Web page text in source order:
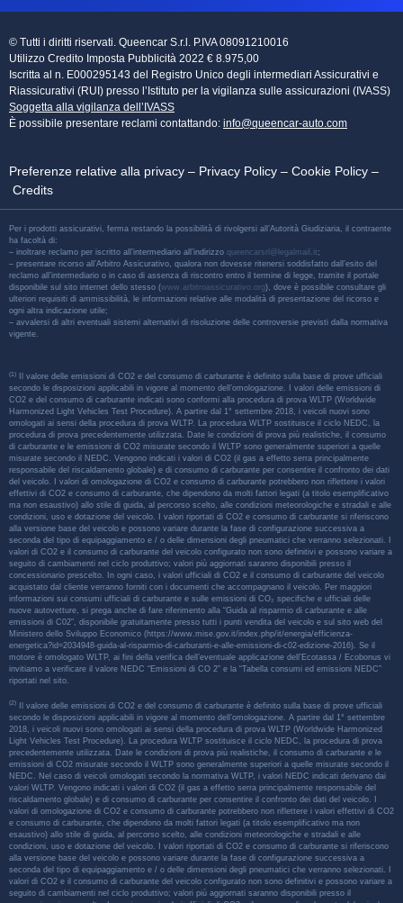
© Tutti i diritti riservati. Queencar S.r.l. P.IVA 08091210016
Utilizzo Credito Imposta Pubblicità 2022 € 8.975,00
Iscritta al n. E000295143 del Registro Unico degli intermediari Assicurativi e
Riassicurativi (RUI) presso l’Istituto per la vigilanza sulle assicurazioni (IVASS)
Soggetta alla vigilanza dell’IVASS
È possibile presentare reclami contattando: info@queencar-auto.com
Preferenze relative alla privacy – Privacy Policy – Cookie Policy –
Credits
Per i prodotti assicurativi, ferma restando la possibilità di rivolgersi all’Autorità Giudiziaria, il contraente
ha facoltà di:
– inoltrare reclamo per iscritto all’intermediario all’indirizzo queencarsrl@legalmail.it ;
– presentare ricorso all’Arbitro Assicurativo, qualora non dovesse ritenersi soddisfatto dall’esito del
reclamo all’intermediario o in caso di assenza di riscontro entro il termine di legge, tramite il portale
disponibile sul sito internet dello stesso (www.arbitroassicurativo.org), dove è possibile consultare gli
ulteriori requisiti di ammissibilità, le informazioni relative alle modalità di presentazione del ricorso e
ogni altra indicazione utile;
– avvalersi di altri eventuali sistemi alternativi di risoluzione delle controversie previsti dalla normativa
vigente.
(1)
Il valore delle emissioni di CO2 e del consumo di carburante è definito sulla base di prove ufficiali
secondo le disposizioni applicabili in vigore al momento dell’omologazione. I valori delle emissioni di
CO2 e del consumo di carburante indicati sono conformi alla procedura di prova WLTP (Worldwide
Harmonized Light Vehicles Test Procedure). A partire dal 1° settembre 2018, i veicoli nuovi sono
omologati ai sensi della procedura di prova WLTP. La procedura WLTP sostituisce il ciclo NEDC, la
procedura di prova precedentemente utilizzata. Date le condizioni di prova più realistiche, il consumo
di carburante e le emissioni di CO2 misurate secondo il WLTP sono generalmente superiori a quelle
misurate secondo il NEDC. Vengono indicati i valori di CO2 (il gas a effetto serra principalmente
responsabile del riscaldamento globale) e di consumo di carburante per consentire il confronto dei dati
del veicolo. I valori di omologazione di CO2 e consumo di carburante potrebbero non riflettere i valori
effettivi di CO2 e consumo di carburante, che dipendono da molti fattori legati (a titolo esemplificativo
ma non esaustivo) allo stile di guida, al percorso scelto, alle condizioni meteorologiche e stradali e alle
condizioni, uso e dotazione del veicolo. I valori riportati di CO2 e consumo di carburante si riferiscono
alla versione base del veicolo e possono variare durante la fase di configurazione successiva a
seconda del tipo di equipaggiamento e / o delle dimensioni degli pneumatici che verranno selezionati. I
valori di CO2 e il consumo di carburante del veicolo configurato non sono definitivi e possono variare a
seguito di cambiamenti nel ciclo produttivo; valori più aggiornati saranno disponibili presso il
concessionario prescelto. In ogni caso, i valori ufficiali di CO2 e il consumo di carburante del veicolo
acquistato dal cliente verranno forniti con i documenti che accompagnano il veicolo. Per maggiori
informazioni sui consumi ufficiali di carburante e sulle emissioni di CO₂ specifiche e ufficiali delle
nuove autovetture, si prega anche di fare riferimento alla “Guida al risparmio di carburante e alle
emissioni di C02”, disponibile gratuitamente presso tutti i punti vendita del veicolo e sul sito web del
Ministero dello Sviluppo Economico (https://www.mise.gov.it/index.php/it/energia/efficienza-
energetica?id=2034948-guida-al-risparmio-di-carburanti-e-alle-emissioni-di-c02-edizione-2016). Se il
motore è omologato WLTP, ai fini della verifica dell’eventuale applicazione dell’Ecotassa / Ecobonus vi
invitiamo a verificare il valore NEDC “Emissioni di CO 2” e la “Tabella consumi ed emissioni NEDC”
riportati nel sito.
(2)
Il valore delle emissioni di CO2 e del consumo di carburante è definito sulla base di prove ufficiali
secondo le disposizioni applicabili in vigore al momento dell’omologazione. A partire dal 1° settembre
2018, i veicoli nuovi sono omologati ai sensi della procedura di prova WLTP (Worldwide Harmonized
Light Vehicles Test Procedure). La procedura WLTP sostituisce il ciclo NEDC, la procedura di prova
precedentemente utilizzata. Date le condizioni di prova più realistiche, il consumo di carburante e le
emissioni di CO2 misurate secondo il WLTP sono generalmente superiori a quelle misurate secondo il
NEDC. Nel caso di veicoli omologati secondo la normativa WLTP, i valori NEDC indicati derivano dai
valori WLTP. Vengono indicati i valori di CO2 (il gas a effetto serra principalmente responsabile del
riscaldamento globale) e di consumo di carburante per consentire il confronto dei dati del veicolo. I
valori di omologazione di CO2 e consumo di carburante potrebbero non riflettere i valori effettivi di CO2
e consumo di carburante, che dipendono da molti fattori legati (a titolo esemplificativo ma non
esaustivo) allo stile di guida, al percorso scelto, alle condizioni meteorologiche e stradali e alle
condizioni, uso e dotazione del veicolo. I valori riportati di CO2 e consumo di carburante si riferiscono
alla versione base del veicolo e possono variare durante la fase di configurazione successiva a
seconda del tipo di equipaggiamento e / o delle dimensioni degli pneumatici che verranno selezionati. I
valori di CO2 e il consumo di carburante del veicolo configurato non sono definitivi e possono variare a
seguito di cambiamenti nel ciclo produttivo; valori più aggiornati saranno disponibili presso il